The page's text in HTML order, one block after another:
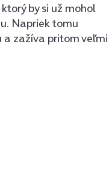
by si už mohol
Napriek tomu
a zažíva pritom veľmi